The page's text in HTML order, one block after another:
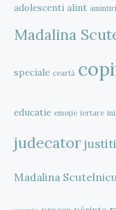
adolescenti alint amintiri
Madalina
speciale ceartă
educatie emoție iertare
judecator
Madalina